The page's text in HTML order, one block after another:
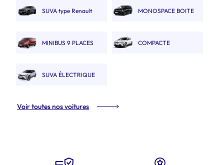
SUVA type Renault
MONOSPACE BOITE
MINIBUS 9 PLACES
COMPACTE
SUVA ÉLECTRIQUE
Voir toutes nos voitures